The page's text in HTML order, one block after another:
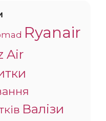
Ryanair
Air
Валізи